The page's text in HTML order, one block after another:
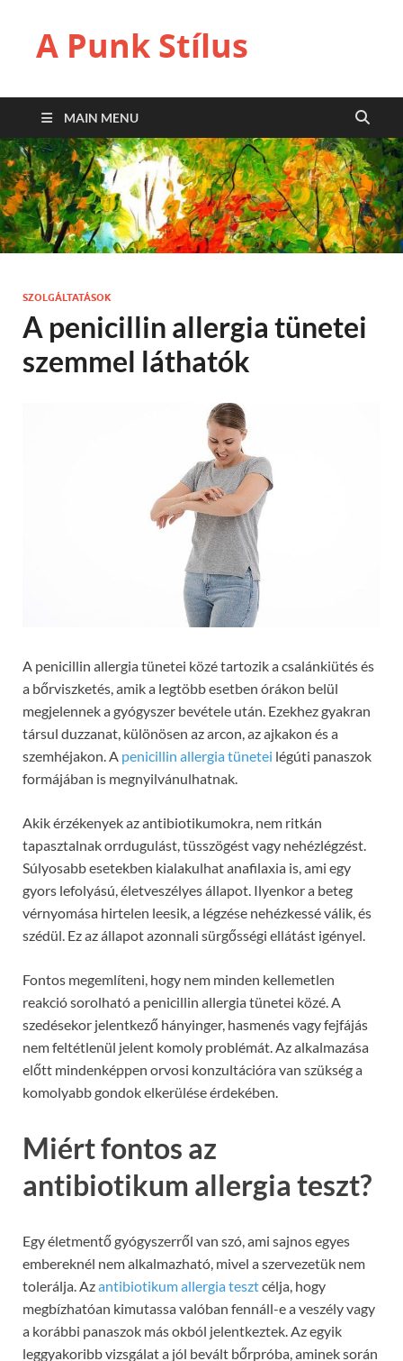
A Punk Stílus
MAIN MENU
SZOLGÁLTATÁSOK
A penicillin allergia tünetei
szemmel láthatók
A penicillin allergia tünetei közé tartozik a csalánkiütés és
a bőrviszketés, amik a legtöbb esetben órákon belül
megjelennek a gyógyszer bevétele után. Ezekhez gyakran
társul duzzanat, különösen az arcon, az ajkakon és a
szemhéjakon. A penicillin allergia tünetei légúti panaszok
formájában is megnyilvánulhatnak.
Akik érzékenyek az antibiotikumokra, nem ritkán
tapasztalnak orrdugulást, tüsszögést vagy nehézlégzést.
Súlyosabb esetekben kialakulhat anafilaxia is, ami egy
gyors lefolyású, életveszélyes állapot. Ilyenkor a beteg
vérnyomása hirtelen leesik, a légzése nehézkessé válik, és
szédül. Ez az állapot azonnali sürgősségi ellátást igényel.
Fontos megemlíteni, hogy nem minden kellemetlen
reakció sorolható a penicillin allergia tünetei közé. A
szedésekor jelentkező hányinger, hasmenés vagy fejfájás
nem feltétlenül jelent komoly problémát. Az alkalmazása
előtt mindenképpen orvosi konzultációra van szükség a
komolyabb gondok elkerülése érdekében.
Miért fontos az
antibiotikum allergia teszt?
Egy életmentő gyógyszerről van szó, ami sajnos egyes
embereknél nem alkalmazható, mivel a szervezetük nem
tolerálja. Azantibiotikum allergia tesztcélja, hogy
megbízhatóan kimutassa valóban fennáll-e a veszély vagy
a korábbi panaszok más okból jelentkeztek. Az egyik
leggyakoribb vizsgálat a jól bevált bőrpróba, aminek során